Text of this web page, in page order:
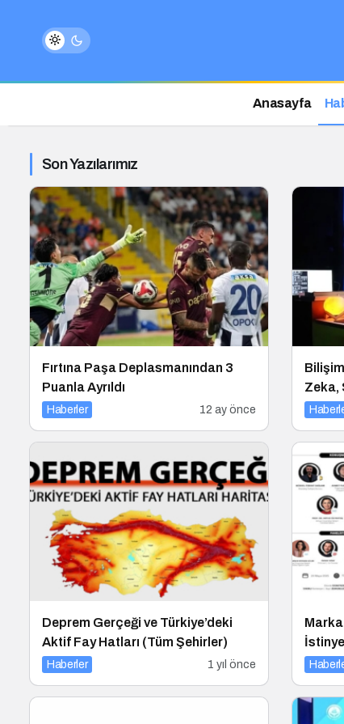
Anasayfa
Son Yazılarımız
Fırtına Paşa Deplasmanından 3
Puanla Ayrıldı
Haberler 12 ay önce
Zeka,
Deprem Gerçeği ve Türkiye’deki
Aktif Fay Hatları (Tüm Şehirler)
Haberler 1 yıl önce